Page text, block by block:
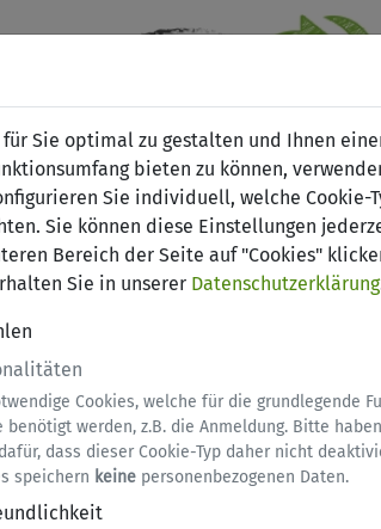
Sie optimal zu gestalten und Ihnen
bieten zu können,
Sie individuell, welche Cookie-
Sie können diese Einstellungen
Bereich der Seite auf "Cookies"
Sie in unserer Datenschutzerklärung
Cookies, welche für die grundlegende
benötigt werden, z.B. die Anmeldung. Bitte
dass dieser Cookie-Typ daher nicht
speichern keine personenbezogenen Daten.